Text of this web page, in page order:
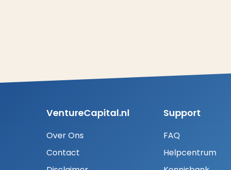
VentureCapital.nl
Over Ons
Contact
Support
FAQ
Helpcentrum